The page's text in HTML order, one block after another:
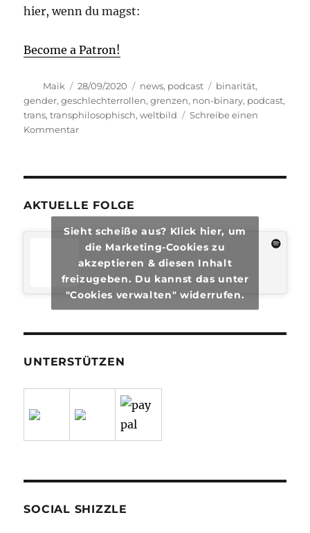
hier, wenn du magst:
Become a Patron!
Autor
Maik
Veröffentlicht
am
28/09/2020 Kategorien
news, podcast Schlagwörter
binarität,
gender,geschlechterrollen,grenzen, non-binary, podcast,
trans,transphilosophisch,weltbild
Schreibe einen
Kommentarzu
AKTUELLE FOLGE
Sieht scheiße aus? Klick hier, um
die Marketing-Cookies zu
akzeptieren & diesen Inhalt
freizugeben. Du kannst das unter
"Cookies verwalten" widerrufen.
UNTERSTÜTZEN
SOCIAL SHIZZLE